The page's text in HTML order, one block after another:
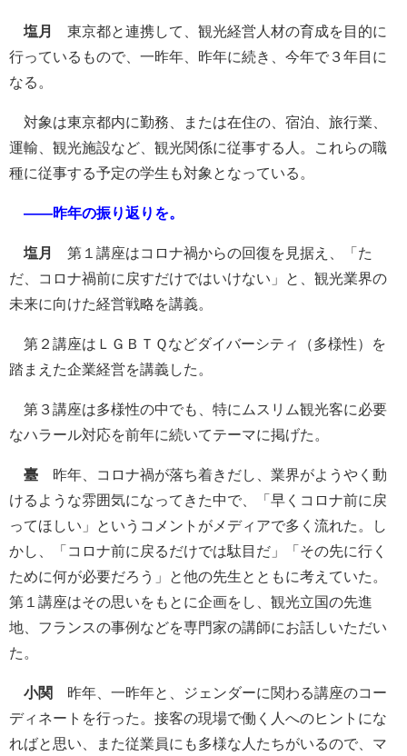
塩月 東京都と連携して、観光経営人材の育成を目的に
行っているもので、一昨年、昨年に続き、今年で３年目に
なる。
対象は東京都内に勤務、または在住の、宿泊、旅行業、
運輸、観光施設など、観光関係に従事する人。これらの職
種に従事する予定の学生も対象となっている。
――昨年の振り返りを。
塩月 第１講座はコロナ禍からの回復を見据え、「た
だ、コロナ禍前に戻すだけではいけない」と、観光業界の
未来に向けた経営戦略を講義。
第２講座はＬＧＢＴＱなどダイバーシティ（多様性）を
踏まえた企業経営を講義した。
第３講座は多様性の中でも、特にムスリム観光客に必要
なハラール対応を前年に続いてテーマに掲げた。
臺 昨年、コロナ禍が落ち着きだし、業界がようやく動
けるような雰囲気になってきた中で、「早くコロナ前に戻
ってほしい」というコメントがメディアで多く流れた。し
かし、「コロナ前に戻るだけでは駄目だ」「その先に行く
ために何が必要だろう」と他の先生とともに考えていた。
第１講座はその思いをもとに企画をし、観光立国の先進
地、フランスの事例などを専門家の講師にお話しいただい
た。
小関 昨年、一昨年と、ジェンダーに関わる講座のコー
ディネートを行った。接客の現場で働く人へのヒントにな
ればと思い、また従業員にも多様な人たちがいるので、マ